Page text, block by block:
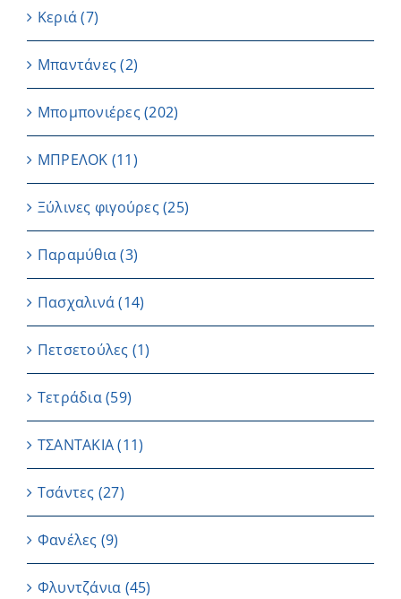
Κεριά (7)
Μπαντάνες (2)
Μπομπονιέρες(202)
ΜΠΡΕΛΟΚ (11)
Ξύλινες φιγούρες(25)
Παραμύθια (3)
Πασχαλινά (14)
Πετσετούλες (1)
Τετράδια(59)
ΤΣΑΝΤΑΚΙΑ (11)
Τσάντες (27)
Φανέλες (9)
Φλυντζάνια (45)